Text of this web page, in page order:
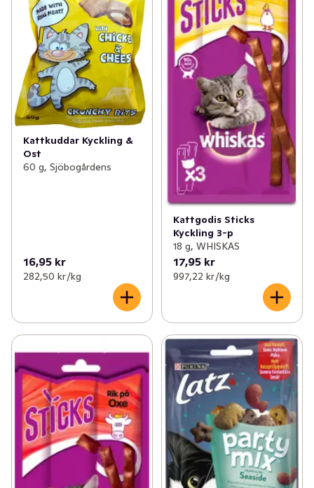
Hundtillbehör (5)
Fågelmat (2)
✓ Djurtillbehör (3)
✓ Övrig djurmat (3)
Kattgodbitar & tillskott (17)
Kattmat torrfoder (13)
✓ Kattmat färskfoder (4)
Kattkuddar Kyckling &
Ost
60 g, Sjöbogårdens
16,95 kr
282,50 kr /kg
Kattgodis Sticks
Kyckling 3-p
18 g, WHISKAS
17,95 kr
997,22 kr /kg